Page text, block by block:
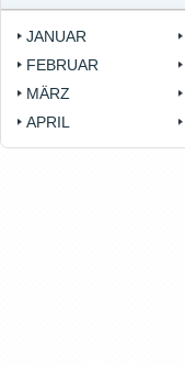
JANUAR
FEBRUAR
MÄRZ
APRIL